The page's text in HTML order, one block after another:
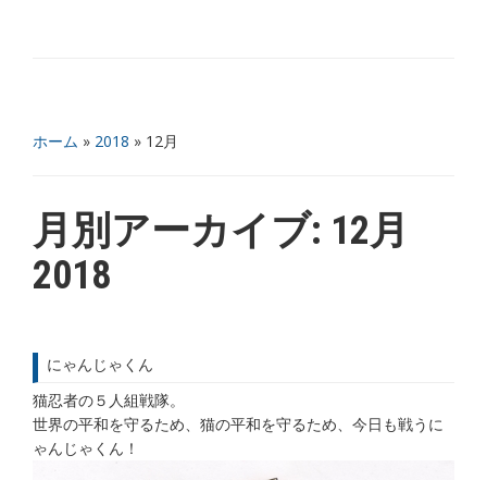
ホーム » 2018 » 12月
月別アーカイブ: 12月
2018
にゃんじゃくん
猫忍者の５人組戦隊。
世界の平和を守るため、猫の平和を守るため、今日も戦うに
ゃんじゃくん！